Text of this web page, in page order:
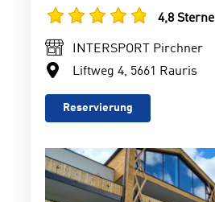
4,8 Sterne
INTERSPORT Pirchner
Liftweg 4, 5661 Rauris
Reservierung